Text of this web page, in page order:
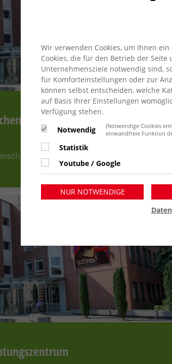
Rehabilitation und Integration
mit psychischen Einschränkungen
Wir verwenden Cookies, um Ihnen
Cookies, die für den Betrieb der
Unternehmensziele notwendig sind,
für Komforteinstellungen oder zur
können selbst entscheiden, welche
auf Basis Ihrer Einstellungen
Verfügung stehen.
Notwendig
(Notwendige Cookies
einwandfreie Funktion
Statistik
Youtube / Google
NUR NOTWENDIGE